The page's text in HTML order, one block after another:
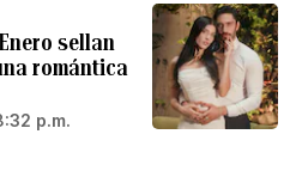
sellan
romántica
p.m.